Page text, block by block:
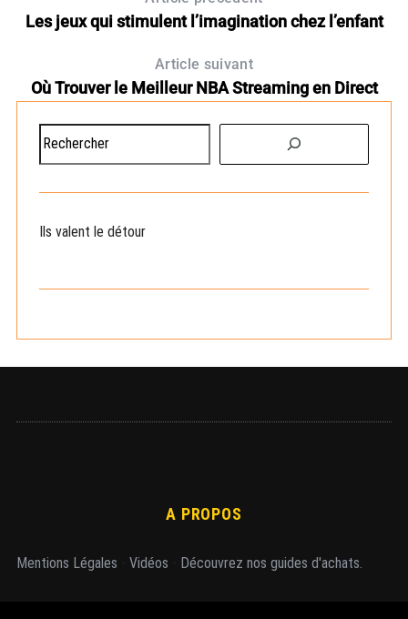
Les jeux qui stimulent l’imagination chez l’enfant
Article suivant
Où Trouver le Meilleur NBA Streaming en Direct
e
h
rIls valent le détour
A PROPOS
Mentions Légales Vidéos Découvrez nos guides d'achats.